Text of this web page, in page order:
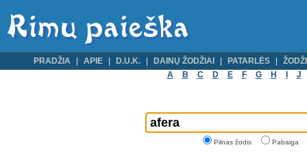
PRADŽIA APIE D.U.K. DAINŲ ŽODŽIAI PATARLĖS
A
B C D E F G H J
Pilnas žodis Pabaiga